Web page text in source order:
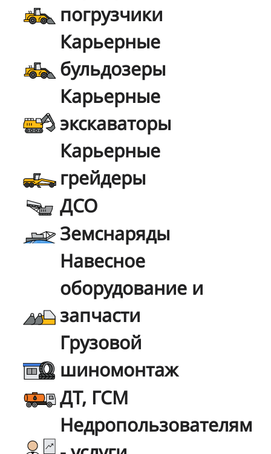
погрузчики
Карьерные
бульдозеры
Карьерные
экскаваторы
Карьерные
грейдеры
ДСО
Земснаряды
Навесное
оборудование и
запчасти
Грузовой
шиномонтаж
ДТ, ГСМ
Недропользователям